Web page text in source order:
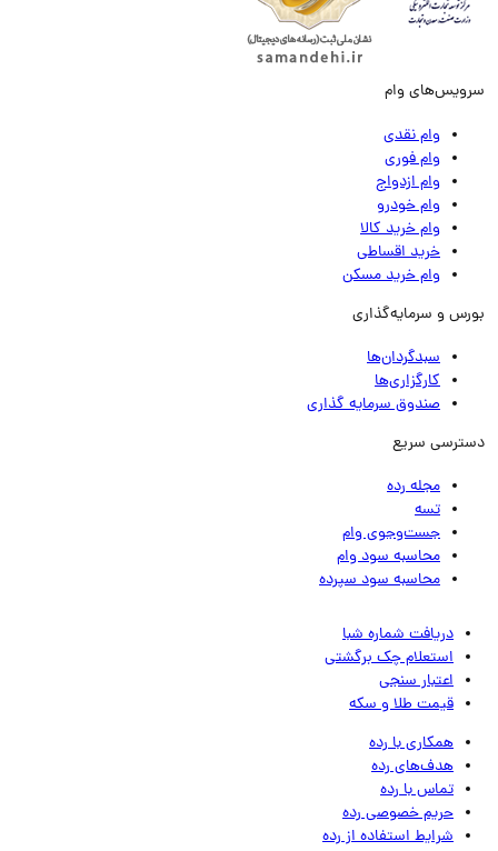
وام
وام نقدی
وام فوری
وام ازدواج
وام خودرو
وام خرید کالا
خرید اقساطی
وام خرید مسکن
و سرمایه‌گذاری
سبدگردان‌ها
کارگزاری‌ها
صندوق سرمایه گذاری
سریع
مجله رده
تسه
جست‌وجوی وام
محاسبه سود وام
محاسبه سود سپرده
دریافت شماره شبا
استعلام چک برگشتی
اعتبار سنجی
قیمت طلا و سکه
همکاری با رده
هدف‌های رده
تماس‌ با‌ رده
حریم خصوصی رده
شرایط استفاده از رده